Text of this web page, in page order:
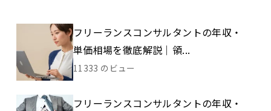
フリーランスコンサルタントの年収・
単価相場を徹底解説｜領...
11333 のビュー
フリーランスコンサルタントの年収・